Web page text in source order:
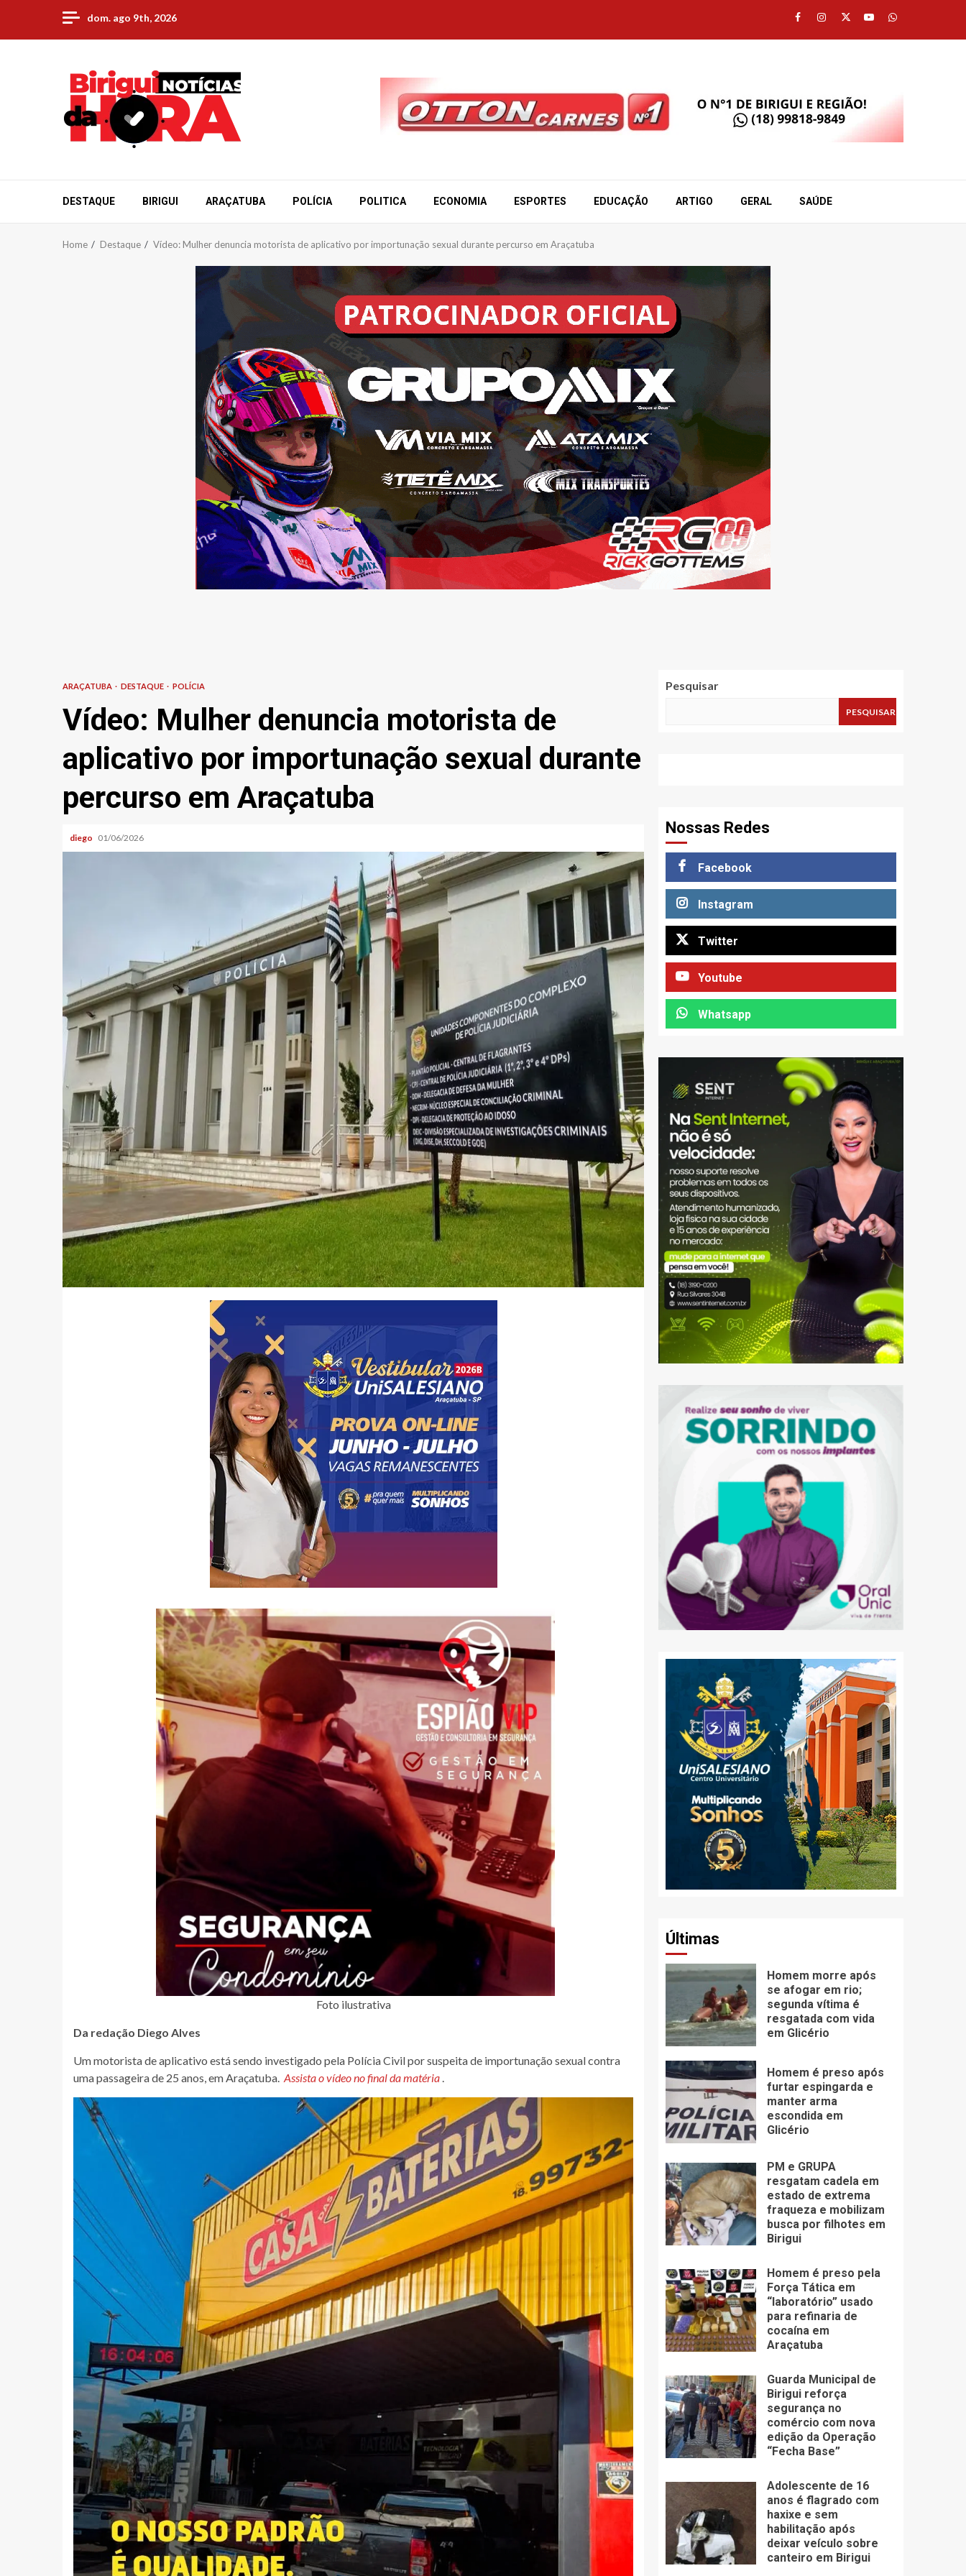
content
dom. ago 9th, 2026 Facebook
Instagram
TwitterYoutubeWhatsapp
DESTAQUE BIRIGUI ARAÇATUBA POLÍCIA POLITICA ECONOMIA ESPORTES EDUCAÇÃO ARTIGO GERAL SAÚDE
Home Destaque Vídeo: Mulher denuncia motorista de aplicativo por importunação sexual durante percurso em Araçatuba
ARAÇATUBA DESTAQUE POLÍCIA
Vídeo: Mulher denuncia motorista de
aplicativo por importunação sexual durante
percurso em Araçatuba
diego 01/06/2026
Foto ilustrativa
Da redação Diego Alves
Um motorista de aplicativo está sendo investigado pela Polícia Civil por suspeita de importunação sexual contra
uma passageira de 25 anos, em Araçatuba. Assista o vídeo no final da matéria
Pesquisar
PESQUISAR
Nossas Redes
Facebook
Instagram
Twitter
Youtube
Whatsapp
Últimas
Homem morre após
se afogar em rio;
segunda vítima é
resgatada com vida
em Glicério
Homem é preso após
furtar espingarda e
manter arma
escondida em
Glicério
PM e GRUPA
resgatam cadela em
estado de extrema
fraqueza e mobilizam
busca por filhotes em
Birigui
Homem é preso pela
Força Tática em
“laboratório” usado
para refinaria de
cocaína em
Araçatuba
Guarda Municipal de
Birigui reforça
segurança no
comércio com nova
edição da Operação
“Fecha Base”
Adolescente de 16
anos é flagrado com
haxixe e sem
habilitação após
deixar veículo sobre
canteiro em Birigui